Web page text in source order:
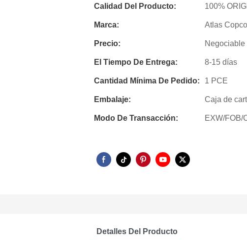
Calidad Del Producto: 100%
Marca: Atlas Copco
Precio: Negociable
El Tiempo De Entrega: 8-15 días
Cantidad Mínima De Pedido: 1 PCE
Embalaje: Caja de
Modo De Transacción: EXW/FOB/
Detalles Del Producto